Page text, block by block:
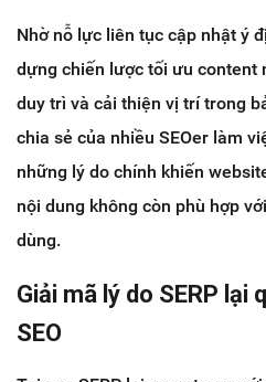
Nhờ nỗ lực liên tục cập nhật ý
dựng chiến lược tối ưu content
duy trì và cải thiện vị trí trong
chia sẻ của nhiều SEOer làm
những lý do chính khiến
nội dung không còn phù hợp
dùng.
Giải mã lý do SERP lại
SEO